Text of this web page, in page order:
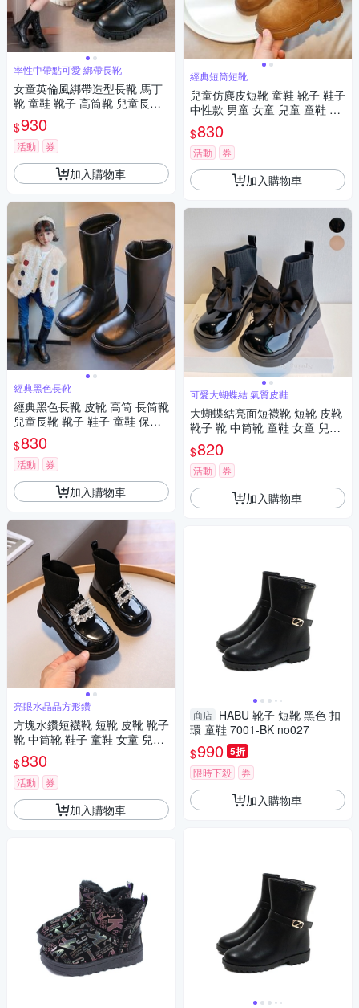
率性中帶點可愛 綁帶長靴
女童英倫風綁帶造型長靴 馬丁
靴 童鞋 靴子 高筒靴 兒童長靴
公主長靴 鞋子 橘魔法 現貨【B
B9156】
$930
活動 券
加入購物車
經典黑色長靴
經典黑色長靴 皮靴 高筒 長筒靴
兒童長靴 靴子 鞋子 童鞋 保暖
女童 兒童 大童 橘魔法 現貨【B
B8942】
$830
活動 券
加入購物車
亮眼水晶晶方形鑽
方塊水鑽短襪靴 短靴 皮靴 靴子
靴 中筒靴 鞋子 童鞋 女童 兒童
童裝 橘魔法 現貨【BB8829】
$830
活動 券
加入購物車
經典短筒短靴
兒童仿麂皮短靴 童鞋 靴子 鞋子
中性款 男童 女童 兒童 童鞋 橘
魔法 現貨 【BB8952】
$830
活動 券
加入購物車
可愛大蝴蝶結 氣質皮鞋
大蝴蝶結亮面短襪靴 短靴 皮靴
靴子 靴 中筒靴 童鞋 女童 兒童
橘魔法 現貨【BB8693】
$820
活動 券
加入購物車
商店 HABU 靴子 短靴 黑色 扣
環 童鞋 7001-BK no027
$990 5折
限時下殺 券
加入購物車